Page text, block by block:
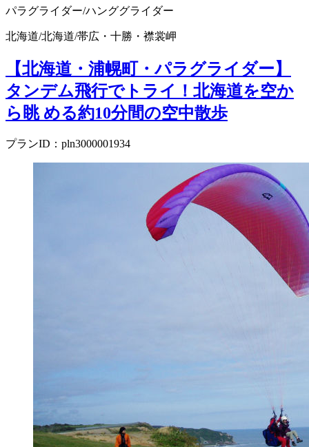
パラグライダー/ハンググライダー
北海道/北海道/帯広・十勝・襟裳岬
【北海道・浦幌町・パラグライダー】
タンデム飛行でトライ！北海道を空か
ら眺 める約10分間の空中散歩
プランID：pln3000001934